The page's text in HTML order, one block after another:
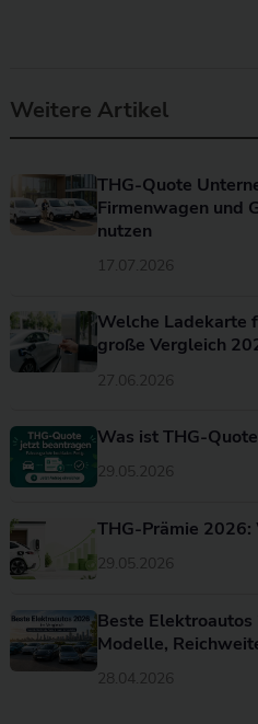
Weitere Artikel
THG-Quote
Firmenwagen und
nutzen
17.07.2026
Welche Ladekarte
große Vergleich
27.06.2026
Was ist THG-
29.05.2026
THG-Prämie
29.05.2026
Beste
Modelle,
28.04.2026